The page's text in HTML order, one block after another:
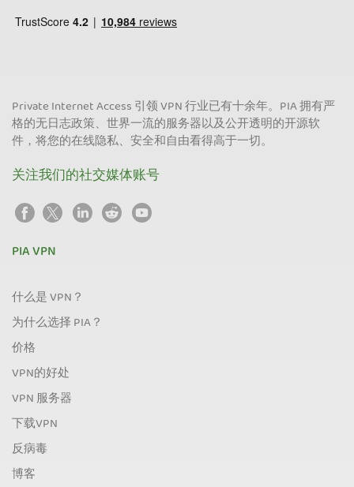
Private Internet Access 引领 VPN 行业已有十余年。PIA 拥有严
格的无日志政策、世界一流的服务器以及公开透明的开源软
件，将您的在线隐私、安全和自由看得高于一切。
关注我们的社交媒体账号
PIA VPN
什么是 VPN？
为什么选择 PIA？
价格
VPN的好处
VPN 服务器
下载VPN
反病毒
博客